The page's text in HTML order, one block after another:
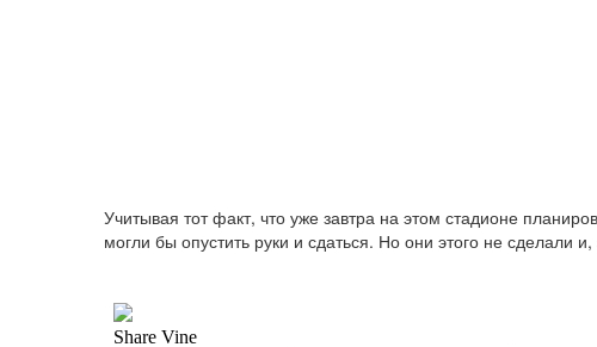
Учитывая тот факт, что уже завтра на этом стадионе
могли бы опустить руки и сдаться. Но они этого не сделали